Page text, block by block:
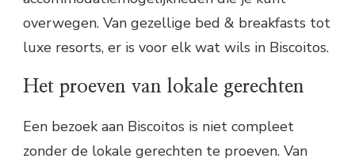
overwegen. Van gezellige bed & breakfasts tot
luxe resorts, er is voor elk wat wils in Biscoitos.
Het proeven van lokale gerechten
Een bezoek aan Biscoitos is niet compleet
zonder de lokale gerechten te proeven. Van